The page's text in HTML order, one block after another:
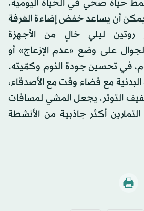
حياة صحي في الحياة اليومية.
أن يساعد خفض إضاءة الغرفة
روتين ليلي خالٍ من الأجهزة
على وضع «عدم الإزعاج» أو
في تحسين جودة النوم وكمّيته.
مع قضاء وقت مع الأصدقاء،
التوتر، يجعل المشي لمسافات
أكثر جاذبية من الأنشطة